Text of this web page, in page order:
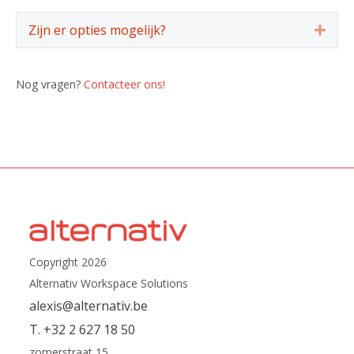
Zijn er opties mogelijk?
Nog vragen? Contacteer ons!
Copyright 2026
Alternativ Workspace Solutions
alexis@alternativ.be
T. +32 2 627 18 50